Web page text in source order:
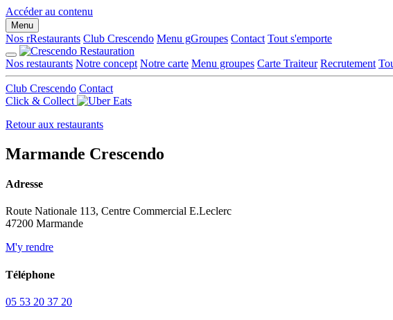
Accéder au contenu
Menu
Nos rRestaurants Club Crescendo Menu gGroupes Contact Tout s'emporte
Nos restaurants Notre concept Notre carte Menu groupes Carte Traiteur Recrutement
Club Crescendo Contact
Click & Collect
Retour aux restaurants
Marmande Crescendo
Adresse
Route Nationale 113, Centre Commercial E.Leclerc
47200 Marmande
M'y rendre
Téléphone
05 53 20 37 20
Panneau de gestion des cookies